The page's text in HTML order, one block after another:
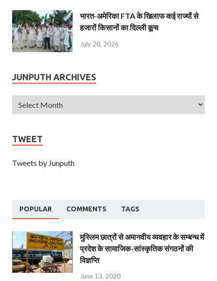
भारत-अमेरिका FTA के खिलाफ कई राज्यों से
हजारों किसानों का दिल्ली कूच
July 20, 2026
JUNPUTH ARCHIVES
TWEET
Tweets by Junputh
POPULAR COMMENTS TAGS
मुस्लिम छात्रों से अमानवीय व्यवहार के सम्बन्ध में
प्रदेश के सामाजिक-सांस्कृतिक संगठनों की
विज्ञप्ति
June 13, 2020